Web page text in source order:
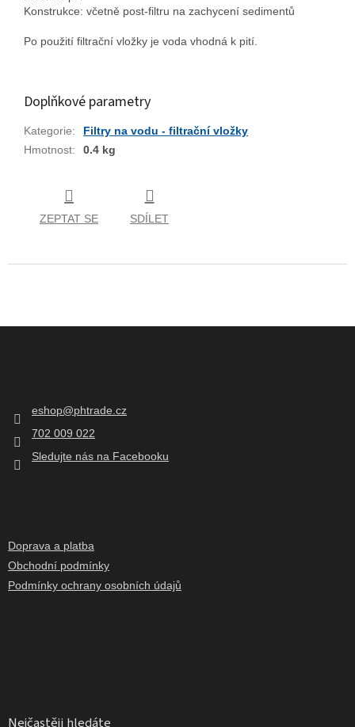
Konstrukce: včetně post-filtru na zachycení sedimentů
Po použití filtrační vložky je voda vhodná k pití.
Doplňkové parametry
Kategorie:
Filtry na vodu - filtrační vložky
Hmotnost: 0.4 kg
ZEPTAT SE SDÍLET
eshop@phtrade.cz
702 009 022
Sledujte nás na Facebooku
Doprava a platba
Obchodní podmínky
Podmínky ochrany osobních údajů